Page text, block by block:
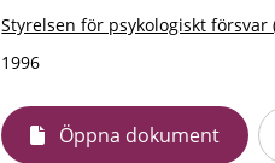
Styrelsen för psykologiskt försvar
1996
Öppna dokument